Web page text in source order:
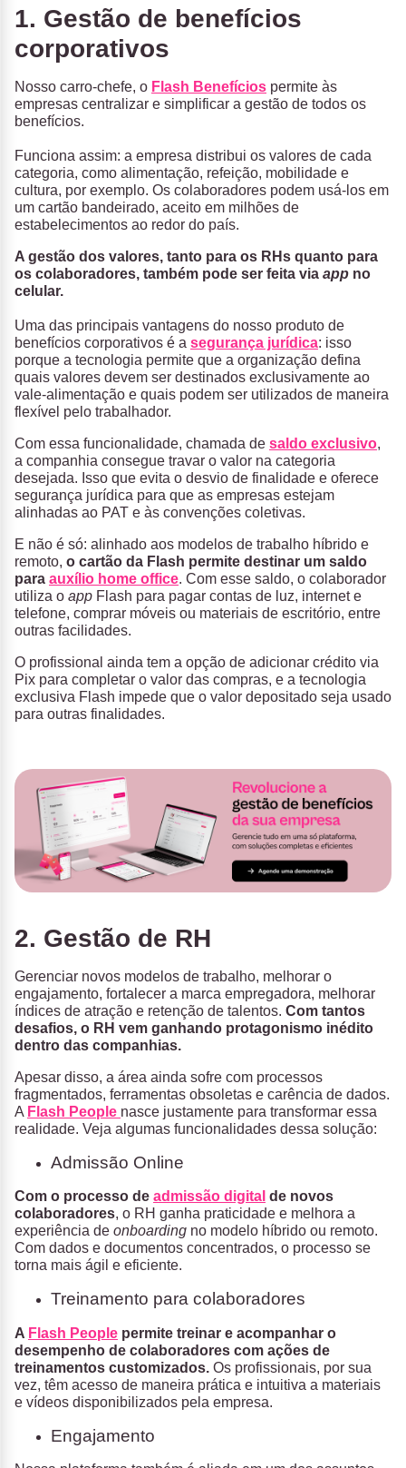
1. Gestão de benefícios
corporativos
Nosso carro-chefe, o Flash Benefícios permite às
empresas centralizar e simplificar a gestão de todos os
benefícios.
Funciona assim: a empresa distribui os valores de cada
categoria, como alimentação, refeição, mobilidade e
cultura, por exemplo. Os colaboradores podem usá-los em
um cartão bandeirado, aceito em milhões de
estabelecimentos ao redor do país.
A gestão dos valores, tanto para os RHs quanto para
os colaboradores, também pode ser feita via app no
celular.
Uma das principais vantagens do nosso produto de
benefícios corporativos é a segurança jurídica: isso
porque a tecnologia permite que a organização defina
quais valores devem ser destinados exclusivamente ao
vale-alimentação e quais podem ser utilizados de maneira
flexível pelo trabalhador.
Com essa funcionalidade, chamada de saldo exclusivo,
a companhia consegue travar o valor na categoria
desejada. Isso que evita o desvio de finalidade e oferece
segurança jurídica para que as empresas estejam
alinhadas ao PAT e às convenções coletivas.
E não é só: alinhado aos modelos de trabalho híbrido e
remoto, o cartão da Flash permite destinar um saldo
para auxílio home office. Com esse saldo, o colaborador
utiliza o app Flash para pagar contas de luz, internet e
telefone, comprar móveis ou materiais de escritório, entre
outras facilidades.
O profissional ainda tem a opção de adicionar crédito via
Pix para completar o valor das compras, e a tecnologia
exclusiva Flash impede que o valor depositado seja usado
para outras finalidades.
2. Gestão de RH
Gerenciar novos modelos de trabalho, melhorar o
engajamento, fortalecer a marca empregadora, melhorar
índices de atração e retenção de talentos. Com tantos
desafios, o RH vem ganhando protagonismo inédito
dentro das companhias.
Apesar disso, a área ainda sofre com processos
fragmentados, ferramentas obsoletas e carência de dados.
A Flash People nasce justamente para transformar essa
realidade. Veja algumas funcionalidades dessa solução:
Admissão Online
Com o processo de admissão digital de novos
colaboradores, o RH ganha praticidade e melhora a
experiência de onboarding no modelo híbrido ou remoto.
Com dados e documentos concentrados, o processo se
torna mais ágil e eficiente.
Treinamento para colaboradores
A Flash People permite treinar e acompanhar o
desempenho de colaboradores com ações de
treinamentos customizados. Os profissionais, por sua
vez, têm acesso de maneira prática e intuitiva a materiais
e vídeos disponibilizados pela empresa.
Engajamento